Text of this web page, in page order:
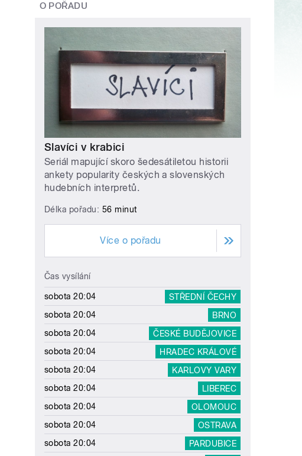
O POŘADU
Slavíci v krabici
Seriál mapující skoro šedesátiletou historii
ankety popularity českých a slovenských
hudebních interpretů.
Délka pořadu: 56 minut
Více o pořadu
Čas vysílání
sobota 20:04
STŘEDNÍ ČECHY
sobota 20:04
BRNO
sobota 20:04
ČESKÉ BUDĚJOVICE
sobota 20:04
HRADEC KRÁLOVÉ
sobota 20:04
KARLOVY VARY
sobota 20:04
LIBEREC
sobota 20:04
OLOMOUC
sobota 20:04
OSTRAVA
sobota 20:04
PARDUBICE